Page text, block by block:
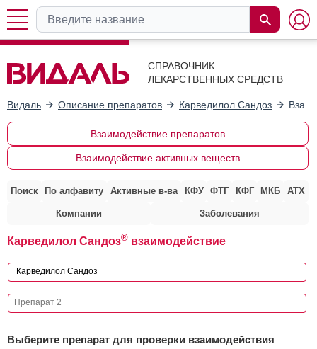
СПРАВОЧНИК
ЛЕКАРСТВЕННЫХ СРЕДСТВ
Видаль Описание препаратов Карведилол Сандоз
Взаимодействие препаратов
Взаимодействие активных веществ
Поиск По алфавиту Активные в-ва КФУ ФТГ КФГ МКБ АТХ
Компании Заболевания
Карведилол Сандоз® взаимодействие
Выберите препарат для проверки взаимодействия